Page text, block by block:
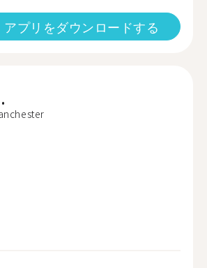
アプリをダウンロードする